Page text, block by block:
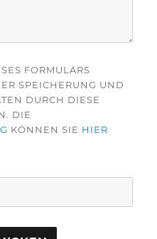
FORMULARS
SPEICHERUNG UND
DURCH DIESE
DIE
KÖNNEN SIE HIER